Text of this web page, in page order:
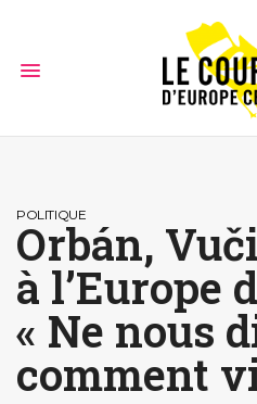
POLITIQUE
Orbán,
à l’Europe
« Ne nous
comment